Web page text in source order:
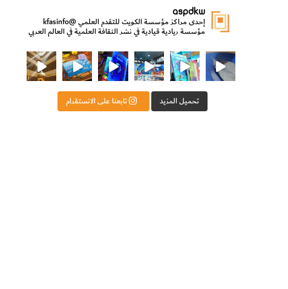
aspdkw
إحدى مراكز مؤسسة الكويت للتقدم العلمي@kfasinfo
مؤسسة ريادية قيادية في نشر الثقافة العلمية في العالم العربي
ووزير الدولة لشؤون الش
من الأعماق نكتشف ومن الكتب نتعلّم⁨ رجعنا! ما كنّا بعيد! مجهزين لكم كل جديد!⁩
تحميل المزيد تابعنا على الانستقرام